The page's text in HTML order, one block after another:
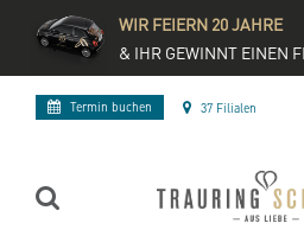
WIR FEIERN 20 JAHRE
& IHR GEWINNT EINEN
Termin buchen 37 Filialen